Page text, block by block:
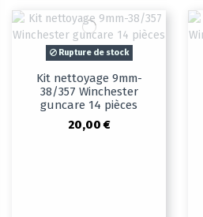
Rupture de stock
Kit nettoyage 9mm-
38/357 Winchester
guncare 14 pièces
20,00 €